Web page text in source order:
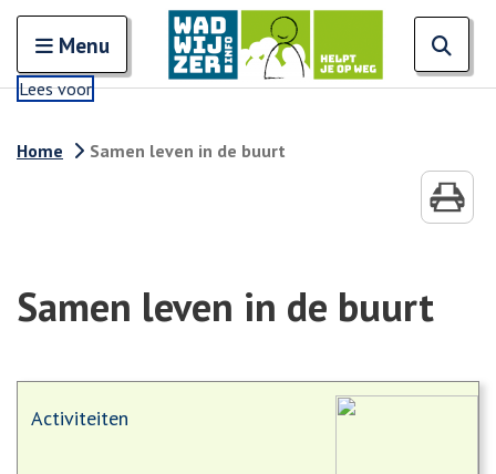
Open en sluit het
Menu
Lees voor
Home Samen leven in de buurt
Samen leven in de buurt
Activiteiten